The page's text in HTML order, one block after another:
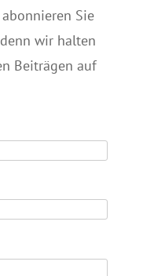
Sie
wir halten
Beiträgen auf